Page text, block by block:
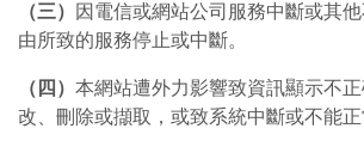
（三）
因電信或網站公司服務中斷或其
由所致的服務停止或中斷。
（四） 本網站遭外力影響致資訊顯示不
改、刪除或擷取，或致系統中斷或不能正